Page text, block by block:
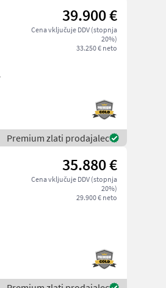
39.900 €
Cena vključuje DDV (stopnja
20%)
33.250 € neto
Premium zlati prodajalec
35.880 €
Cena vključuje DDV (stopnja
20%)
29.900 € neto